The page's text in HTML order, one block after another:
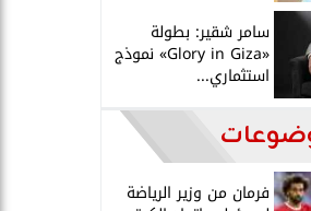
سامر شقير: بطولة
«Glory in Giza» نموذج
استثماري...
فرمان من وزير الرياضة